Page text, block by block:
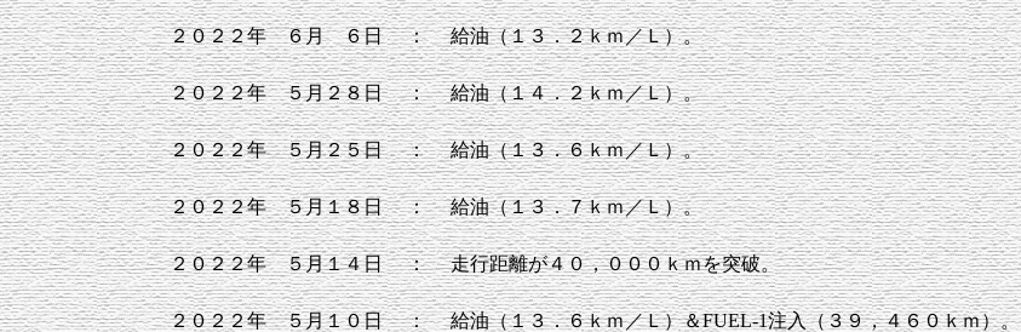
２０２２年 ６月 ６日 ： 給油（１３．２ｋｍ／Ｌ）。
２０２２年 ５月２８日 ： 給油（１４．２ｋｍ／Ｌ）。
２０２２年 ５月２５日 ： 給油（１３．６ｋｍ／Ｌ）。
２０２２年 ５月１８日 ： 給油（１３．７ｋｍ／Ｌ）。
２０２２年 ５月１４日 ： 走行距離が４０，０００ｋｍを突破。
２０２２年 ５月１０日 ： 給油（１３．６ｋｍ／Ｌ）＆FUEL-1注入（３９，４６０ｋｍ）。